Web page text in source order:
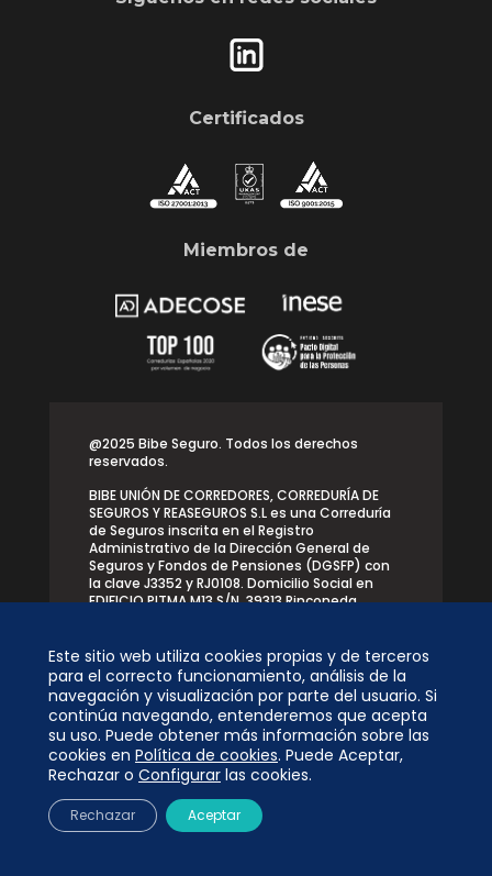
Certificados
Miembros de
@2025 Bibe Seguro. Todos los derechos
reservados.
BIBE UNIÓN DE CORREDORES, CORREDURÍA DE
SEGUROS Y REASEGUROS S.L es una Correduría
de Seguros inscrita en el Registro
Administrativo de la Dirección General de
Seguros y Fondos de Pensiones (DGSFP) con
la clave J3352 y RJ0108. Domicilio Social en
EDIFICIO PITMA M13 S/N, 39313 Rinconeda,
Desarrollado por
Este sitio web utiliza cookies propias y de terceros
para el correcto funcionamiento, análisis de la
navegación y visualización por parte del usuario. Si
continúa navegando, entenderemos que acepta
su uso. Puede obtener más información sobre las
cookies en Política de cookies. Puede Aceptar,
Rechazar o Configurar las cookies.
Aceptar
Rechazar